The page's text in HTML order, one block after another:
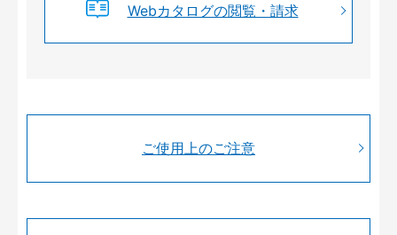
Webカタログの閲覧・請求
ご使用上のご注意